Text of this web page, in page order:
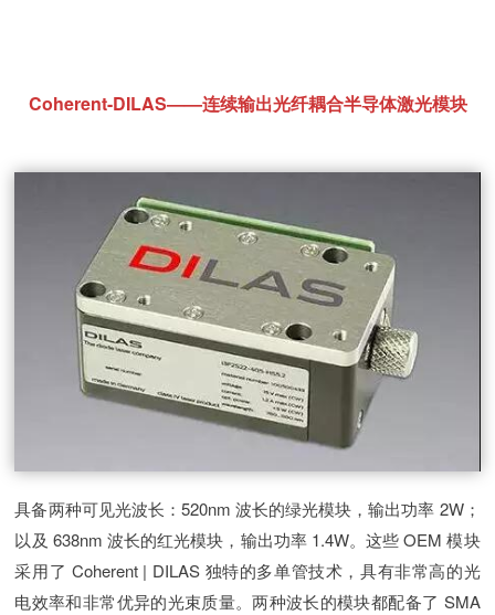
Coherent-DILAS——连续输出光纤耦合半导体激光模块
具备两种可见光波长：520nm 波长的绿光模块，输出功率 2W；
以及 638nm 波长的红光模块，输出功率 1.4W。这些 OEM 模块
采用了 Coherent | DILAS 独特的多单管技术，具有非常高的光
电效率和非常优异的光束质量。两种波长的模块都配备了 SMA